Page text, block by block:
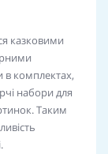
казковими
в комплектах,
набори для
Таким